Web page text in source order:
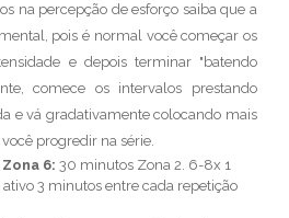
na percepção de esforço saiba que a
pois é normal você começar os
e depois terminar "batendo
comece os intervalos prestando
e vá gradativamente colocando mais
progredir na série.
6: 30 minutos Zona 2. 6-8x 1
3 minutos entre cada repetição